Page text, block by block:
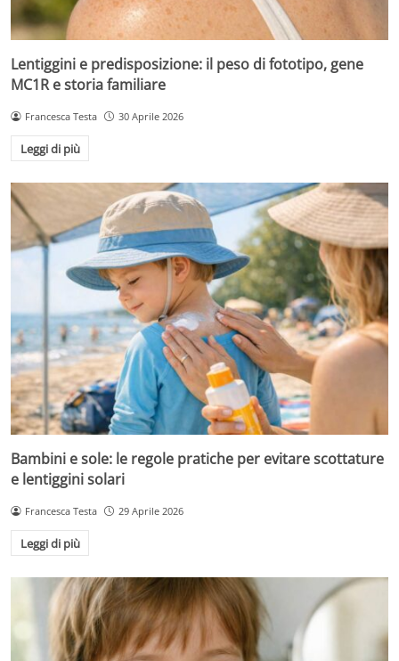
Lentiggini e predisposizione: il peso di fototipo, gene
MC1R e storia familiare
Francesca Testa 30 Aprile 2026
Leggi di più
Bambini e sole: le regole pratiche per evitare scottature
e lentiggini solari
Francesca Testa 29 Aprile 2026
Leggi di più